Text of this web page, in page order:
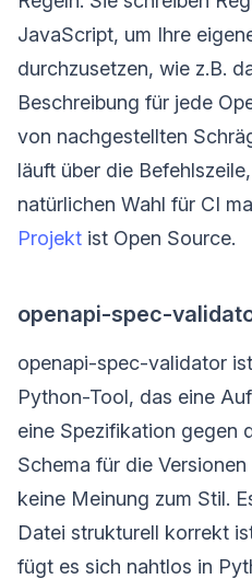
JavaScript, um Ihre
durchzusetzen, wie z.B.
Beschreibung für jede
von nachgestellten
läuft über die
natürlichen Wahl für CI
Projekt ist Open Source.
openapi-spec-
openapi-spec-validator
Python-Tool, das eine
eine Spezifikation gegen
Schema für die Versionen
keine Meinung zum Stil.
Datei strukturell korrekt
fügt es sich nahtlos in